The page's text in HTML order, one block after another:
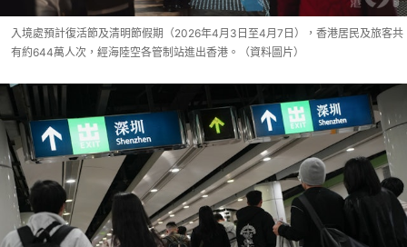
入境處預計復活節及清明節假期（2026年4月3日至4月7日），香港居民及旅客共
有約644萬人次，經海陸空各管制站進出香港。（資料圖片）